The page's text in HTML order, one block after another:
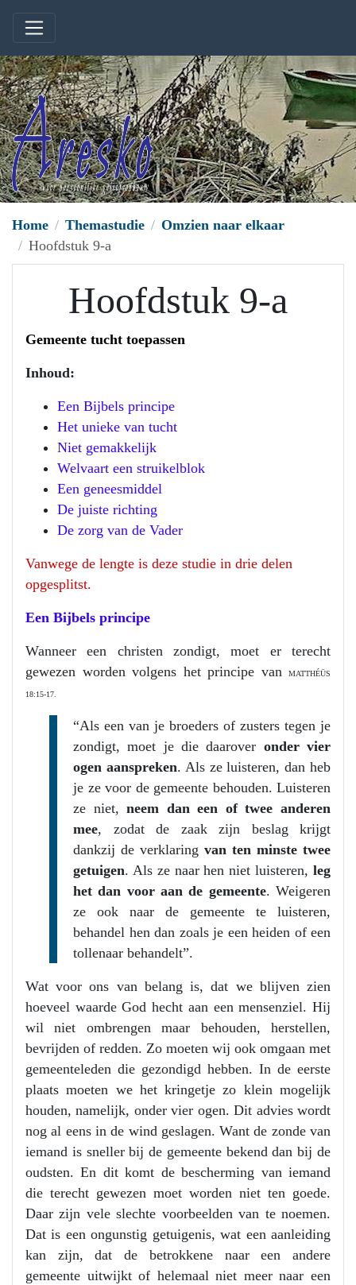
Home Themastudie
Omzien naar elkaar
Hoofdstuk 9-a
Hoofdstuk 9-a
Gemeente tucht toepassen
Inhoud:
Een Bijbels principe
Het unieke van tucht
Niet gemakkelijk
Welvaart een struikelblok
Een geneesmiddel
De juiste richting
De zorg van de Vader
Vanwege de lengte is deze studie in drie delen
opgesplitst.
Een Bijbels principe
Wanneer een christen zondigt, moet er terecht
gewezen worden volgens het principe van
MATTHÉÜS
18:15-17.
“Als een van je broeders of zusters tegen je
zondigt, moet je die daarover onder vier
ogen aanspreken. Als ze luisteren, dan heb
je ze voor de gemeente behouden. Luisteren
ze niet,neem dan een of twee anderen
mee, zodat de zaak zijn beslag krijgt
dankzij de verklaring van ten minste twee
getuigen. Als ze naar hen niet luisteren, leg
het dan voor aan de gemeente. Weigeren
ze ook naar de gemeente te luisteren,
behandel hen dan zoals je een heiden of een
tollenaar behandelt”.
Wat voor ons van belang is, dat we blijven zien
hoeveel waarde God hecht aan een mensenziel. Hij
wil niet ombrengen maar behouden, herstellen,
bevrijden of redden. Zo moeten wij ook omgaan met
gemeenteleden die gezondigd hebben. In de eerste
plaats moeten we het kringetje zo klein mogelijk
houden, namelijk, onder vier ogen. Dit advies wordt
nog al eens in de wind geslagen. Want de zonde van
iemand is sneller bij de gemeente bekend dan bij de
oudsten. En dit komt de bescherming van iemand
die terecht gewezen moet worden niet ten goede.
Daar zijn vele slechte voorbeelden van te noemen.
Dat is een ongunstig getuigenis, wat een aanleiding
kan zijn, dat de betrokkene naar een andere
gemeente uitwijkt of helemaal niet meer naar een